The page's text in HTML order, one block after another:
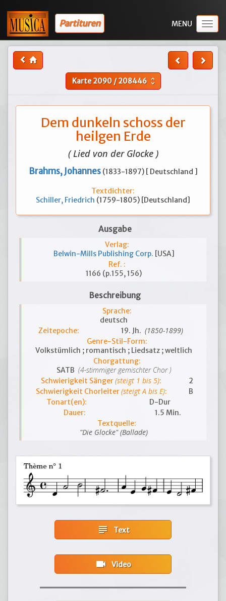
Partituren
Karte2090/208446 unfold_more
Dem dunkeln schoss der
heilgen Erde
( Lied von der Glocke )
Brahms, Johannes (1833-1897) [ Deutschland ]
Textdichter:
Schiller, Friedrich (1759-1805) [Deutschland]
Ausgabe
Verlag:
Belwin-Mills Publishing Corp. [USA]
Ref. :
1166 (p.155, 156)
Beschreibung
Sprache:
deutsch
Zeitepoche:
19. Jh. (1850-1899)
Genre-Stil-Form:
Volkstümlich ; romantisch ; Liedsatz ; weltlich
Chorgattung:
SATB (4-stimmiger gemischter Chor )
Schwierigkeit Sänger(steigt 1 bis 5):
2
Schwierigkeit Chorleiter(steigt A bis E):
B
Tonart(en):
D-Dur
Dauer:
1.5 Min.
Textquelle:
"Die Glocke" (Ballade)
subject Text
videocam Video